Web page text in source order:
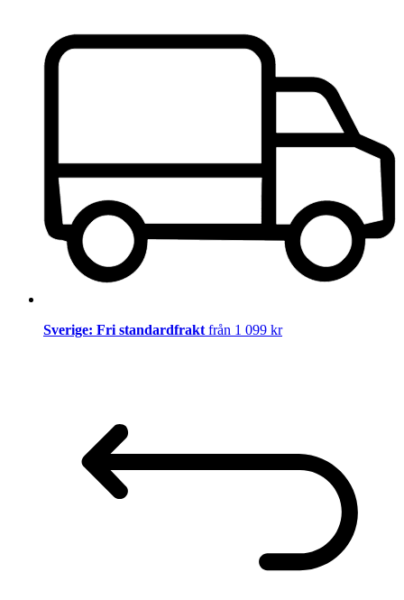
Sverige: Fri standardfrakt från 1 099 kr